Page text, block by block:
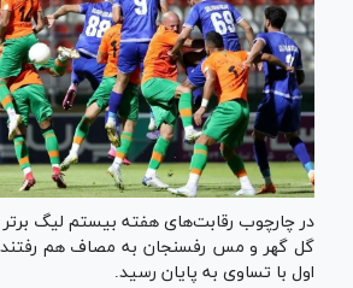
در چارچوب رقابت‌های هفته بیستم لیگ برتر
گل گهر و مس رفسنجان به مصاف هم رفتند
اول با تساوی به پایان رسید.